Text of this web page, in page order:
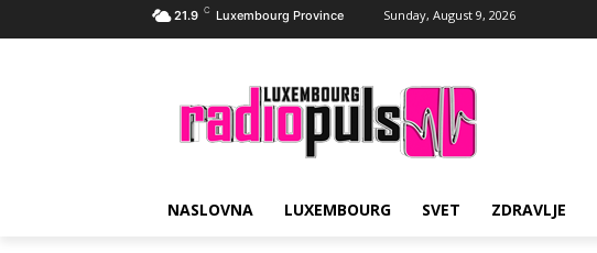
21.9 C Luxembourg Province Sunday, August 9, 2026
NASLOVNA LUXEMBOURG SVET ZDRAVLJE